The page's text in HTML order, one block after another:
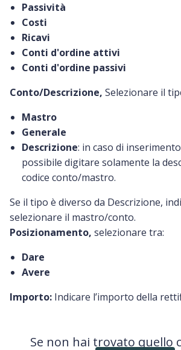
Passività
Costi
Ricavi
Conti d'ordine attivi
Conti d'ordine passivi
Conto/Descrizione, Selezionare il
Mastro
Generale
Descrizione: in caso di
possibile digitare solamente la
codice conto/mastro.
Se il tipo è diverso da Descrizione,
selezionare il mastro/conto.
Posizionamento, selezionare tra:
Dare
Avere
Importo: Indicare l’importo della
Se non hai trovato quello